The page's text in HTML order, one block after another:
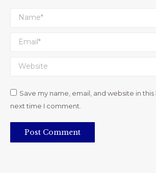
Name *
Email *
Website
Save my name, email, and website in
next time I comment.
Post Comment